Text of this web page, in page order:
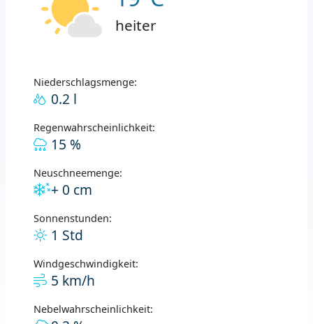
heiter
Niederschlagsmenge:
0.2 l
Regenwahrscheinlichkeit:
15 %
Neuschneemenge:
+ 0 cm
Sonnenstunden:
1 Std
Windgeschwindigkeit:
5 km/h
Nebelwahrscheinlichkeit: